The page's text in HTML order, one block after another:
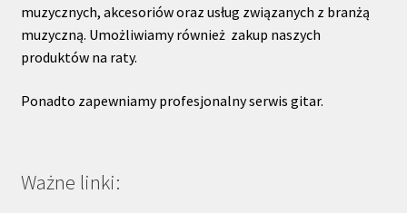
muzycznych, akcesoriów oraz usług związanych z branżą
muzyczną. Umożliwiamy również zakup naszych
produktów na raty.
Ponadto zapewniamy profesjonalny serwis gitar.
Ważne linki: